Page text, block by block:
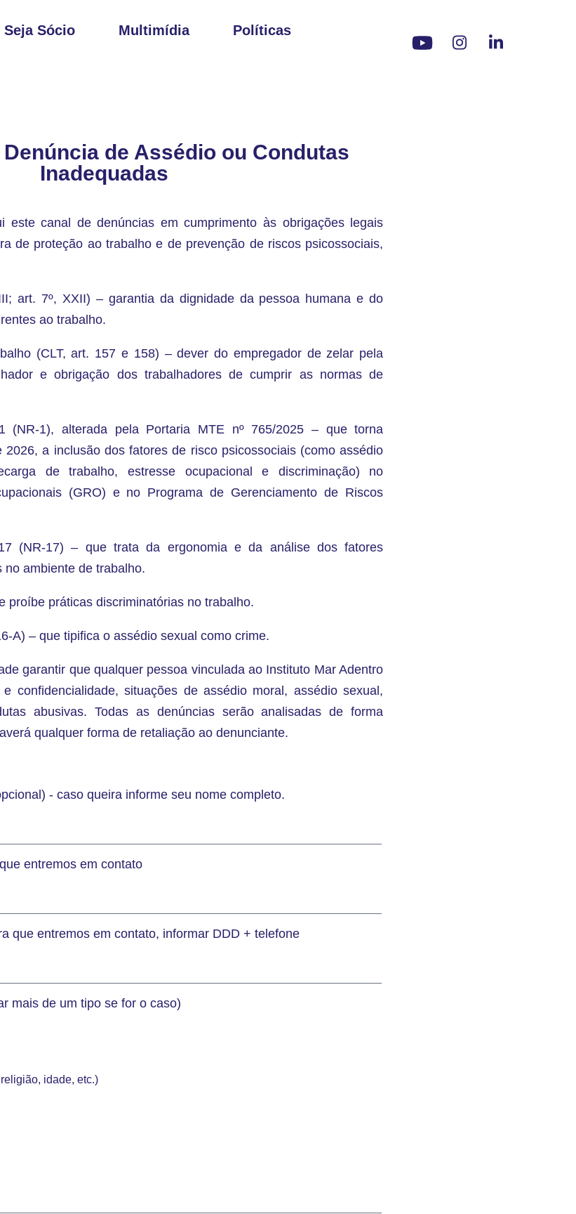
Seja Sócio Multimídia Políticas
de Assédio ou Condutas
Inadequadas
este canal de denúncias em cumprimento às obrigações legais
de proteção ao trabalho e de prevenção de riscos psicossociais,
art. 7º, XXII) – garantia da dignidade da pessoa humana e do
ao trabalho.
(CLT, art. 157 e 158) – dever do empregador de zelar pela
e obrigação dos trabalhadores de cumprir as normas de
(NR-1), alterada pela Portaria MTE nº 765/2025 – que torna
a inclusão dos fatores de risco psicossociais (como assédio
de trabalho, estresse ocupacional e discriminação) no
(GRO) e no Programa de Gerenciamento de Riscos
(NR-17) – que trata da ergonomia e da análise dos fatores
ambiente de trabalho.
proíbe práticas discriminatórias no trabalho.
A) – que tipifica o assédio sexual como crime.
garantir que qualquer pessoa vinculada ao Instituto Mar Adentro
confidencialidade, situações de assédio moral, assédio sexual,
abusivas. Todas as denúncias serão analisadas de forma
qualquer forma de retaliação ao denunciante.
- caso queira informe seu nome completo.
entremos em contato
que entremos em contato, informar DDD + telefone
mais de um tipo se for o caso)
idade, etc.)